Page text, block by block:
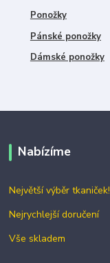
Ponožky
Pánské ponožky
Dámské ponožky
Nabízíme
Největší výběr tkaniček!
Nejrychlejší doručení
Vše skladem